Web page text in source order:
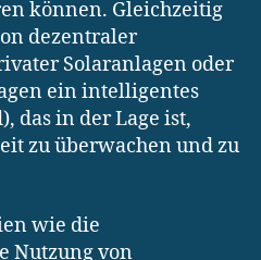
können. Gleichzeitig
dezentraler
Solaranlagen oder
ein intelligentes
das in der Lage ist,
zu überwachen und zu
wie die
Nutzung von